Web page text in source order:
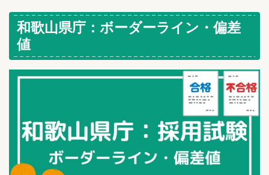
和歌山県庁：ボーダーライン・偏差
値